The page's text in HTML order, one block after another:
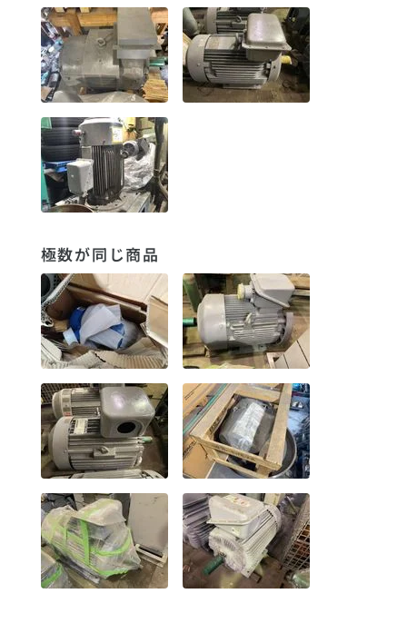
極数が同じ商品